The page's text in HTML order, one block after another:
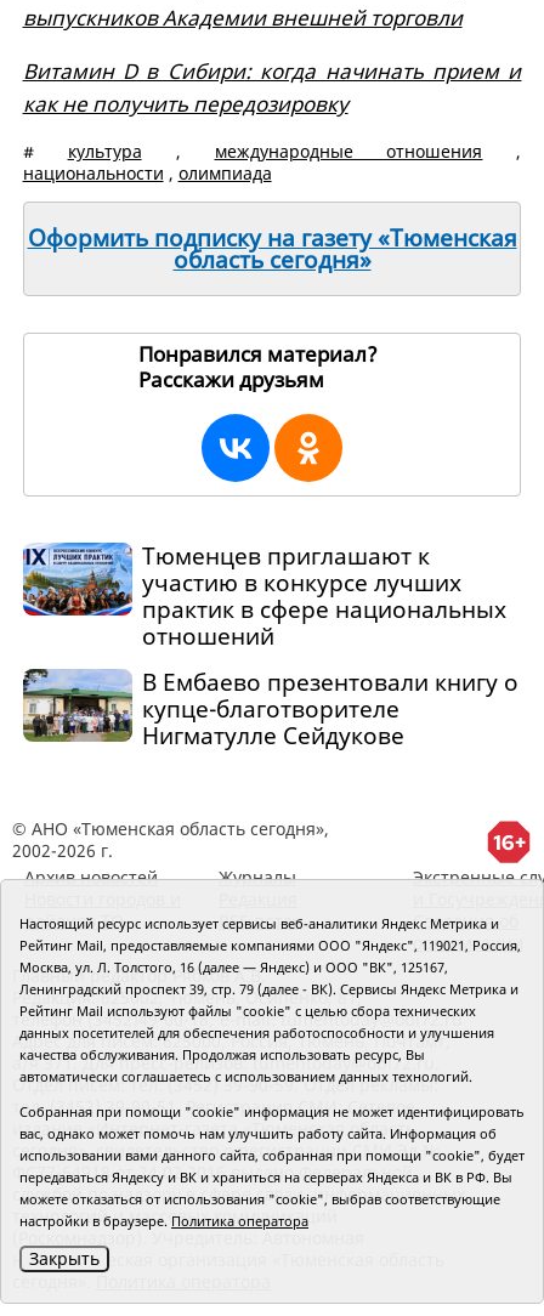
выпускников Академии внешней торговли
Витамин D в Сибири: когда начинать прием и
как не получить передозировку
# культура , международные отношения ,
национальности , олимпиада
Оформить подписку на газету «Тюменская
область сегодня»
Понравился материал?
Расскажи друзьям
Тюменцев приглашают к
участию в конкурсе лучших
практик в сфере национальных
отношений
В Ембаево презентовали книгу о
купце-благотворителе
Нигматулле Сейдукове
© АНО «Тюменская область сегодня»,
2002-2026 г.
Архив новостей
районов ТО
Журналы
RSS поток
Экстренные
Сведения об
организации
Главный редактор Рябков А.В.
Редакция: 625002, Тюмень, Осипенко, 81,
телефон (3452)49-00-18, e-mail: tumentoday@obl72.ru
Адрес для писем: 625000, Россия, Тюмень, Почтамт,
а/я 371. Для пресс-релизов: tumentoday@obl72.ru.
Отдел писем: тел. (3452) 39-90-59. Отдел рекламы:
тел. (3452) 39-90-51. Регистрация СМИ: Сетевое
издание «Интернет-газета «Тюменская область
сегодня», свидетельство о регистрации СМИ Эл №
ФС77-64918 от 24.02.2016 выдано Федеральной
службой по надзору в сфере связи, информационных
технологий и массовых коммуникаций
некоммерческая организация «Тюменская область
Настоящий ресурс использует сервисы веб-аналитики Яндекс Метрика и
Рейтинг Mail, предоставляемые компаниями ООО "Яндекс", 119021, Россия,
Москва, ул. Л. Толстого, 16 (далее — Яндекс) и ООО "ВК", 125167,
Ленинградский проспект 39, стр. 79 (далее - ВК). Сервисы Яндекс Метрика и
Рейтинг Mail используют файлы "cookie" с целью сбора технических
данных посетителей для обеспечения работоспособности и улучшения
качества обслуживания. Продолжая использовать ресурс, Вы
автоматически соглашаетесь с использованием данных технологий.
Собранная при помощи "cookie" информация не может идентифицировать
вас, однако может помочь нам улучшить работу сайта. Информация об
использовании вами данного сайта, собранная при помощи "cookie", будет
передаваться Яндексу и ВК и храниться на серверах Яндекса и ВК в РФ. Вы
можете отказаться от использования "cookie", выбрав соответствующие
настройки в браузере. Политика оператора
Закрыть